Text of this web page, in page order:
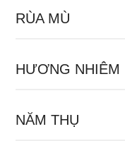
RÙA MÙ
HƯƠNG NHIÊM
NĂM THỤ